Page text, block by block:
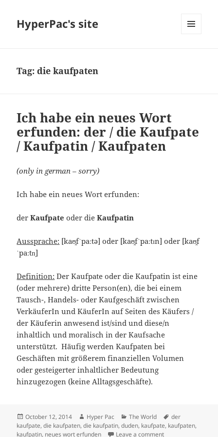
HyperPac's site
Tag:die kaufpaten
Ich habe ein neues Wort
erfunden: der / die Kaufpate
/ Kaufpatin / Kaufpaten
(only in german – sorry)
Ich habe ein neues Wort erfunden:
derKaufpate oder dieKaufpatin
Aussprache: [kaʊ̯fˈpaːtə] oder [kaʊ̯fˈpaːtɪn] oder [kaʊ̯f
ˈpaːtn̩]
Definition: Der Kaufpate oder die Kaufpatin ist eine
(oder mehrere) dritte Person(en), die bei einem
Tausch-, Handels- oder Kaufgeschäft zwischen
VerkäuferIn und KäuferIn auf Seiten des Käufers /
der Käuferin anwesend ist/sind und diese/n
inhaltlich und moralisch in der Kaufsache
unterstützt. Häufig werden Kaufpaten bei
Geschäften mit größerem finanziellen Volumen
oder gesteigerter inhaltlicher Bedeutung
hinzugezogen (keine Alltagsgeschäfte).
Posted
on
October 12, 2014 Author
Hyper Pac Categories
The World Tags
der
kaufpate,die kaufpaten,die kaufpatin,duden, kaufpate, kaufpaten,
kaufpatin, neues wort erfunden Leave a commenton Ich habe ein